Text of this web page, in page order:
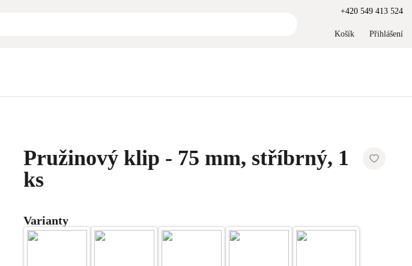
+420 549 413 524
Košík Přihlášení
Pružinový klip - 75 mm, stříbrný, 1
ks
Varianty